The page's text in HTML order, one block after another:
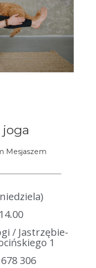
Mesjaszem
/ Jastrzębie-
1
306